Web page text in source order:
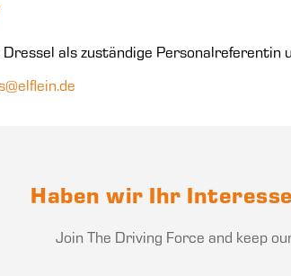
als zuständige Personalreferentin
Haben wir Ihr
Join The Driving Force and keep